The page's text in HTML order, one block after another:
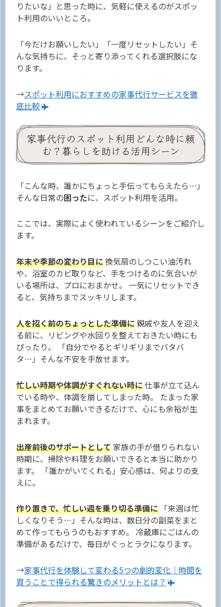
りたいな」と思った時に、気軽に使えるのがスポッ
ト利用のいいところ。
「今だけお願いしたい」「一度リセットしたい」そ
んな気持ちに、そっと寄り添ってくれる選択肢にな
ります。
→スポット利用におすすめの家事代行サービスを徹
底比較
家事代行のスポット利用どんな時に頼
む？暮らしを助ける活用シーン
「こんな時、誰かにちょっと手伝ってもらえたら…」
そんな日常の困ったに、スポット利用を活用。
ここでは、実際によく使われているシーンをご紹介し
ます。
年末や季節の変わり目に換気扇のしつこい油汚れ
や、浴室のカビ取りなど、手をつけるのに気合いが
いる場所は、プロにおまかせ。 一気にリセットでき
ると、気持ちまでスッキリします。
人を招く前のちょっとした準備に親戚や友人を迎え
る前に、リビングや水回りを整えておきたい時にも
ぴったり。 「自分でやるとギリギリまでバタバ
タ…」そんな不安を手放せます。
忙しい時期や体調がすぐれない時に仕事が立て込ん
でいる時や、体調を崩してしまった時。 たまった家
事をまとめてお願いできるだけで、心にも余裕が生
まれます。
出産前後のサポートとして 家族の手が借りられない
時期に、掃除や料理をお願いできると本当に助かり
ます。 「誰かがいてくれる」安心感は、何よりの支
えに。
作り置きで、忙しい週を乗り切る準備に 「来週は忙
しくなりそう…」そんな時は、数日分の副菜をまと
めて作ってもらうのもおすすめ。 冷蔵庫にごはんの
準備があるだけで、毎日がぐっとラクになります。
→家事代行を体験して変わる5つの劇的変化｜時間を
買うことで得られる驚きのメリットとは？